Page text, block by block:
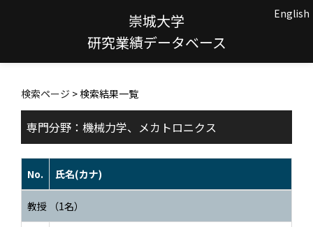
崇城大学
研究業績データベース
English
検索ページ > 検索結果一覧
専門分野：機械力学、メカトロニクス
No. 氏名(カナ)
教授 （1名）